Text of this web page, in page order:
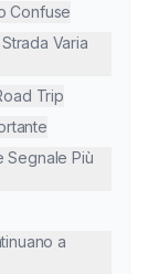
Confuse
Varia
Trip
Segnale Più
a